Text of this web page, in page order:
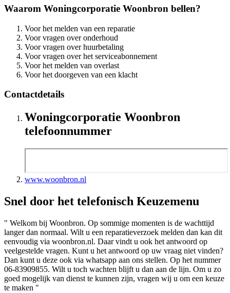
Waarom Woningcorporatie Woonbron bellen?
Voor het melden van een reparatie
Voor vragen over onderhoud
Voor vragen over huurbetaling
Voor vragen over het serviceabonnement
Voor het melden van overlast
Voor het doorgeven van een klacht
Contactdetails
Woningcorporatie Woonbron
telefoonnummer
www.woonbron.nl
Snel door het telefonisch Keuzemenu
" Welkom bij Woonbron. Op sommige momenten is de wachttijd
langer dan normaal. Wilt u een reparatieverzoek melden dan kan dit
eenvoudig via woonbron.nl. Daar vindt u ook het antwoord op
veelgestelde vragen. Kunt u het antwoord op uw vraag niet vinden?
Dan kunt u deze ook via whatsapp aan ons stellen. Op het nummer
06-83909855. Wilt u toch wachten blijft u dan aan de lijn. Om u zo
goed mogelijk van dienst te kunnen zijn, vragen wij u om een keuze
te maken "